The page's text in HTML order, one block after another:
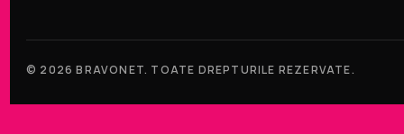
© 2026 BRAVONET. TOATE DREPTURILE REZERVATE.